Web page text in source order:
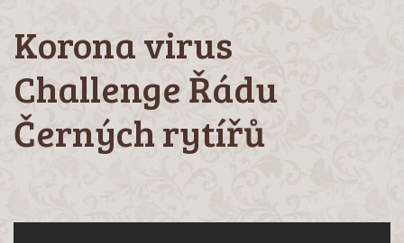
Korona virus
Challenge Řádu
Černých rytířů